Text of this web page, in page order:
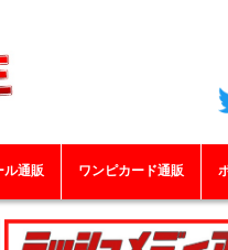
ル通販 ワンピカード通販